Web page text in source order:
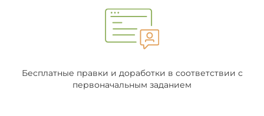
Бесплатные правки и доработки в соответствии с
первоначальным заданием